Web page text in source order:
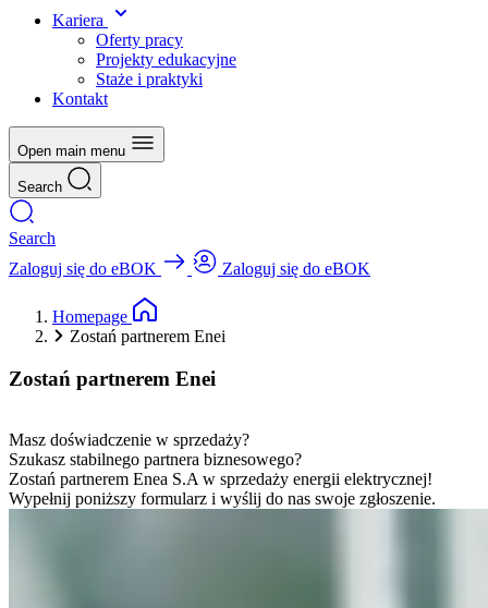
Kariera
Oferty pracy
Projekty edukacyjne
Staże i praktyki
Kontakt
Open main menu
Search
Search
Zaloguj się do eBOK
Zaloguj się do eBOK
Homepage
Zostań partnerem Enei
Zostań partnerem Enei
Masz doświadczenie w sprzedaży?
Szukasz stabilnego partnera biznesowego?
Zostań partnerem Enea S.A w sprzedaży energii elektrycznej!
Wypełnij poniższy formularz i wyślij do nas swoje zgłoszenie.